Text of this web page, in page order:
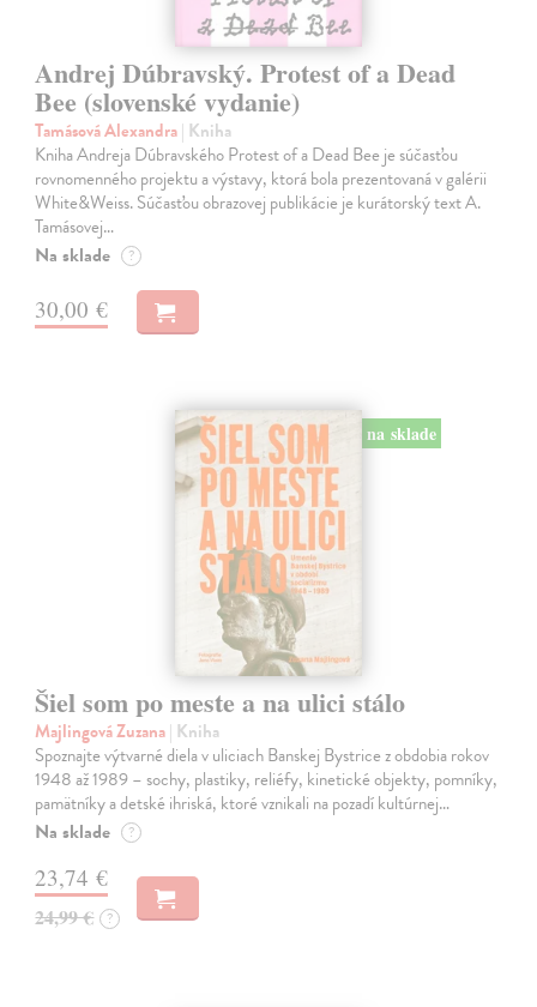
Andrej Dúbravský. Protest of a Dead
Bee (slovenské vydanie)
Tamásová Alexandra| Kniha
Kniha Andreja Dúbravského Protest of a Dead Bee je súčasťou
rovnomenného projektu a výstavy, ktorá bola prezentovaná v galérii
White&Weiss. Súčasťou obrazovej publikácie je kurátorský text A.
Tamásovej…
Na sklade ?
30,00 €
na sklade
Šiel som po meste a na ulici stálo
Majlingová Zuzana| Kniha
Spoznajte výtvarné diela v uliciach Banskej Bystrice z obdobia rokov
1948 až 1989 – sochy, plastiky, reliéfy, kinetické objekty, pomníky,
pamätníky a detské ihriská, ktoré vznikali na pozadí kultúrnej…
Na sklade ?
23,74 €
24,99 € ?